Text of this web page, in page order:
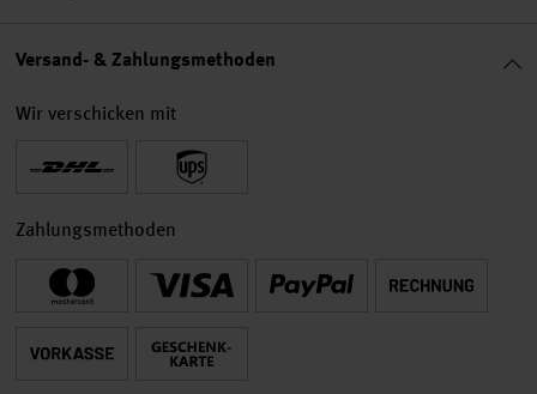
Versand- & Zahlungsmethoden
Wir verschicken mit
Zahlungsmethoden